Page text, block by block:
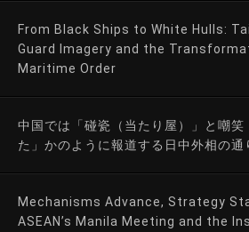
From Black Ships to White Hulls:
Guard Imagery and the
Maritime Order
中国では「碰瓷（当たり屋）」と嘲
た」かのように報道する日中外相の通
Mechanisms Advance, Strategy
ASEAN’s Manila Meeting and the